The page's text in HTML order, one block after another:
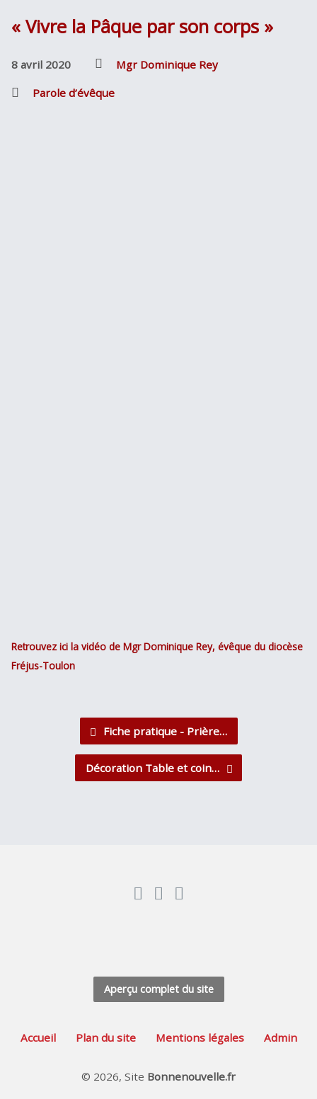
« Vivre la Pâque par son corps »
8 avril 2020
Mgr Dominique Rey
Parole d’évêque
Retrouvez ici la vidéo de MgrDominique Rey, évêque du diocèse
Fréjus-Toulon
Fiche pratique - Prière…
Décoration Table et coin…
Aperçu complet du site
Accueil Plan du site Mentions légales Admin
© 2026, Site Bonnenouvelle.fr